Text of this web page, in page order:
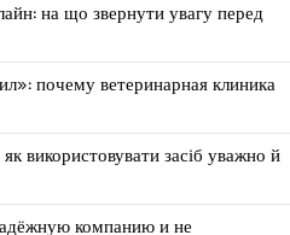
на що звернути увагу перед
почему ветеринарная клиника
як використовувати засіб уважно й
компанию и не